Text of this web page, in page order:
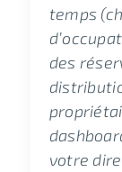
temps
des
votre